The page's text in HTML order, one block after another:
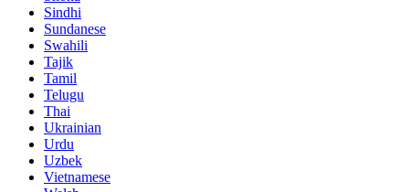
Sindhi
Sundanese
Swahili
Tajik
Tamil
Telugu
Thai
Ukrainian
Urdu
Uzbek
Vietnamese